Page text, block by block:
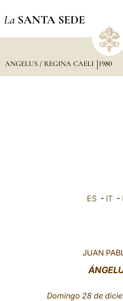
La SANTA SEDE
ANGELUS / REGINA CAELI 1980
ES - IT -
JUAN
Domingo 28 de